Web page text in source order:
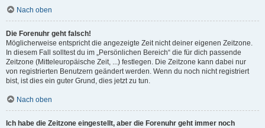
Nach oben
Die Forenuhr geht falsch!
Möglicherweise entspricht die angezeigte Zeit nicht deiner eigenen Zeitzone.
In diesem Fall solltest du im „Persönlichen Bereich“ die für dich passende
Zeitzone (Mitteleuropäische Zeit, ...) festlegen. Die Zeitzone kann dabei nur
von registrierten Benutzern geändert werden. Wenn du noch nicht registriert
bist, ist dies ein guter Grund, dies jetzt zu tun.
Nach oben
Ich habe die Zeitzone eingestellt, aber die Forenuhr geht immer noch